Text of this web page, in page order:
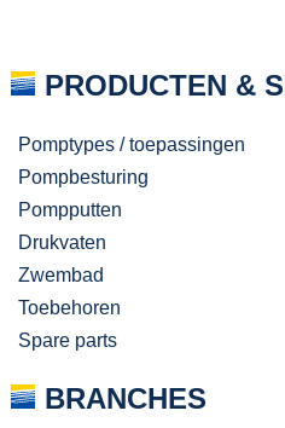
PRODUCTEN &
Pomptypes / toepassingen
Pompbesturing
Pompputten
Drukvaten
Zwembad
Toebehoren
Spare parts
BRANCHES